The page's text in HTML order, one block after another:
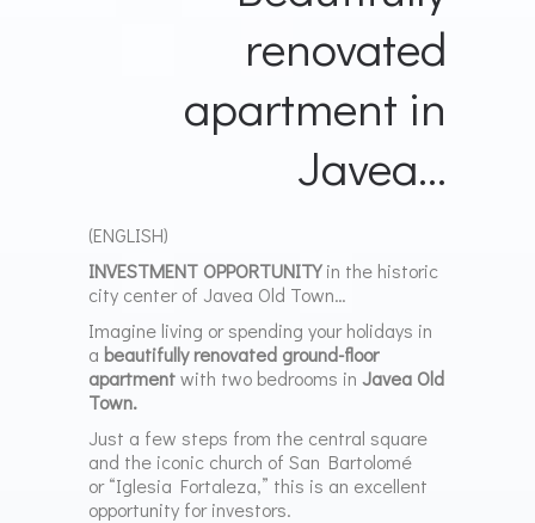
renovated
apartment in
Javea...
(ENGLISH)
INVESTMENT OPPORTUNITYin the historic
city center of Javea Old Town…
Imagine living or spending your holidays in
a beautifully renovated ground-floor
apartmentwith two bedrooms in Javea Old
Town.
Just a few steps from the central square
and the iconic church of San Bartolomé
or “Iglesia Fortaleza,” this is an excellent
opportunity for investors.